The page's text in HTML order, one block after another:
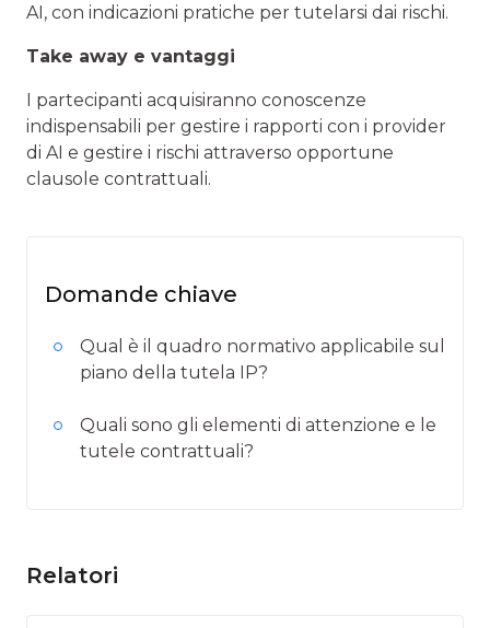
AI, con indicazioni pratiche per tutelarsi dai rischi.
Take away e vantaggi
I partecipanti acquisiranno conoscenze
indispensabili per gestire i rapporti con i provider
di AI e gestire i rischi attraverso opportune
clausole contrattuali.
Domande chiave
Qual è il quadro normativo applicabile sul
piano della tutela IP?
Quali sono gli elementi di attenzione e le
tutele contrattuali?
Relatori